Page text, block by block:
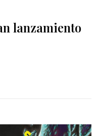
lanzamiento